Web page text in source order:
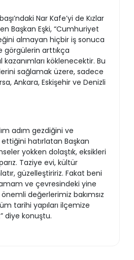
Nar Kafe’yi de Kızlar
Başkan Eşki, “Cumhuriyet
almayan hiçbir iş sonuca
görgülerin arttıkça
köklenecektir. Bu
sağlamak üzere, sadece
Ankara, Eskişehir ve Denizli
adım gezdiğini ve
hatırlatan Başkan
yokken dolaştık, eksikleri
Taziye evi, kültür
güzelleştiririz. Fakat beni
ve çevresindeki yine
önemli değerlerimiz bakımsız
tarihi yapıları ilçemize
diye konuştu.